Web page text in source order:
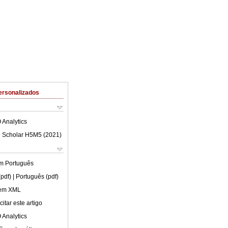
Analytics
Scholar H5M5 (2021 )
Português
| Português (pdf)
XML
este artigo
Analytics